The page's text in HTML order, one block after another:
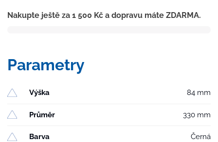
VORTEX
kabelem
množství
Nakupte ještě za 1 500 Kč a dopravu máte ZDARMA.
Parametry
Výška 84 mm
Průměr 330 mm
Barva Černá